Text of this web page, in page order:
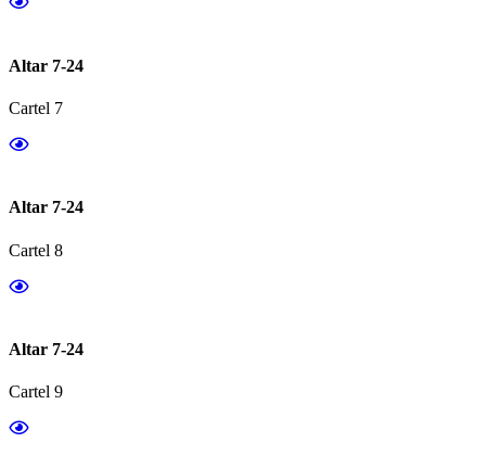
Altar 7-24
Cartel 7
Altar 7-24
Cartel 8
Altar 7-24
Cartel 9